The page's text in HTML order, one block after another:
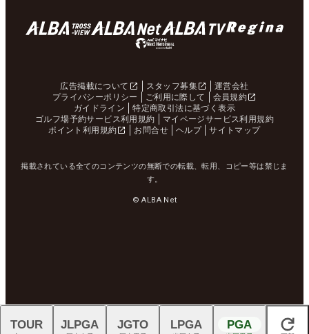
広告掲載について スタッフ募集
運営会社
プライバシーポリシー
ご利用に際して
会員規約
ガイドライン
特定商取引法に基づく表示
ゴルフ場予約サービス利用規約
マイページサービス利用規約
ポイント利用規約
お問合せ ヘルプ サイトマップ
掲載されている全てのコンテンツの無断での転載、転用、コピー等は禁じま
す。
© ALBA Net
閉じる
TOUR JLPGA JGTO LPGA PGA